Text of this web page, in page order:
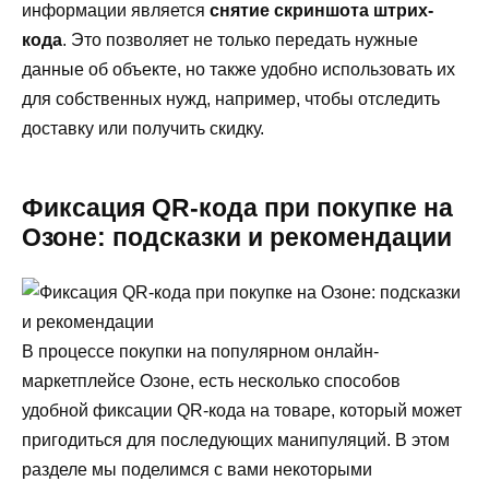
информации является снятие скриншота штрих-
кода. Это позволяет не только передать нужные
данные об объекте, но также удобно использовать их
для собственных нужд, например, чтобы отследить
доставку или получить скидку.
Фиксация QR-кода при покупке на
Озоне: подсказки и рекомендации
В процессе покупки на популярном онлайн-
маркетплейсе Озоне, есть несколько способов
удобной фиксации QR-кода на товаре, который может
пригодиться для последующих манипуляций. В этом
разделе мы поделимся с вами некоторыми